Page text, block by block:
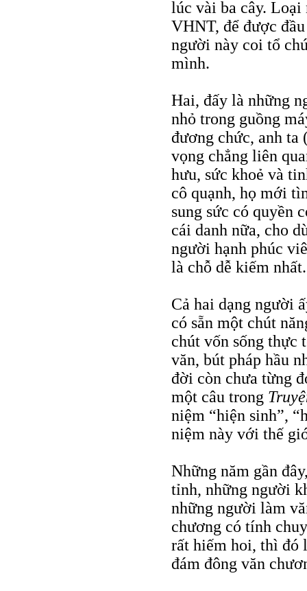
lúc vài ba cây.
VHNT, để được
người này coi tổ
mình.
Hai, đấy là những
nhỏ trong guồng
đương chức, anh ta
vọng chẳng liên
hưu, sức khoẻ và
cô quạnh, họ mới
sung sức có quyền
cái danh nữa, cho
người hạnh phúc
là chỗ dễ kiếm nhất.
Cả hai dạng người
có sẵn một chút
chút vốn sống thực
văn, bút pháp hầu
đời còn chưa từng
một câu trong
niệm “hiện sinh”,
niệm này với thế
Những năm gần
tỉnh, những người
những người làm
chương có tính
rất hiếm hoi, thì đó
đám đông văn